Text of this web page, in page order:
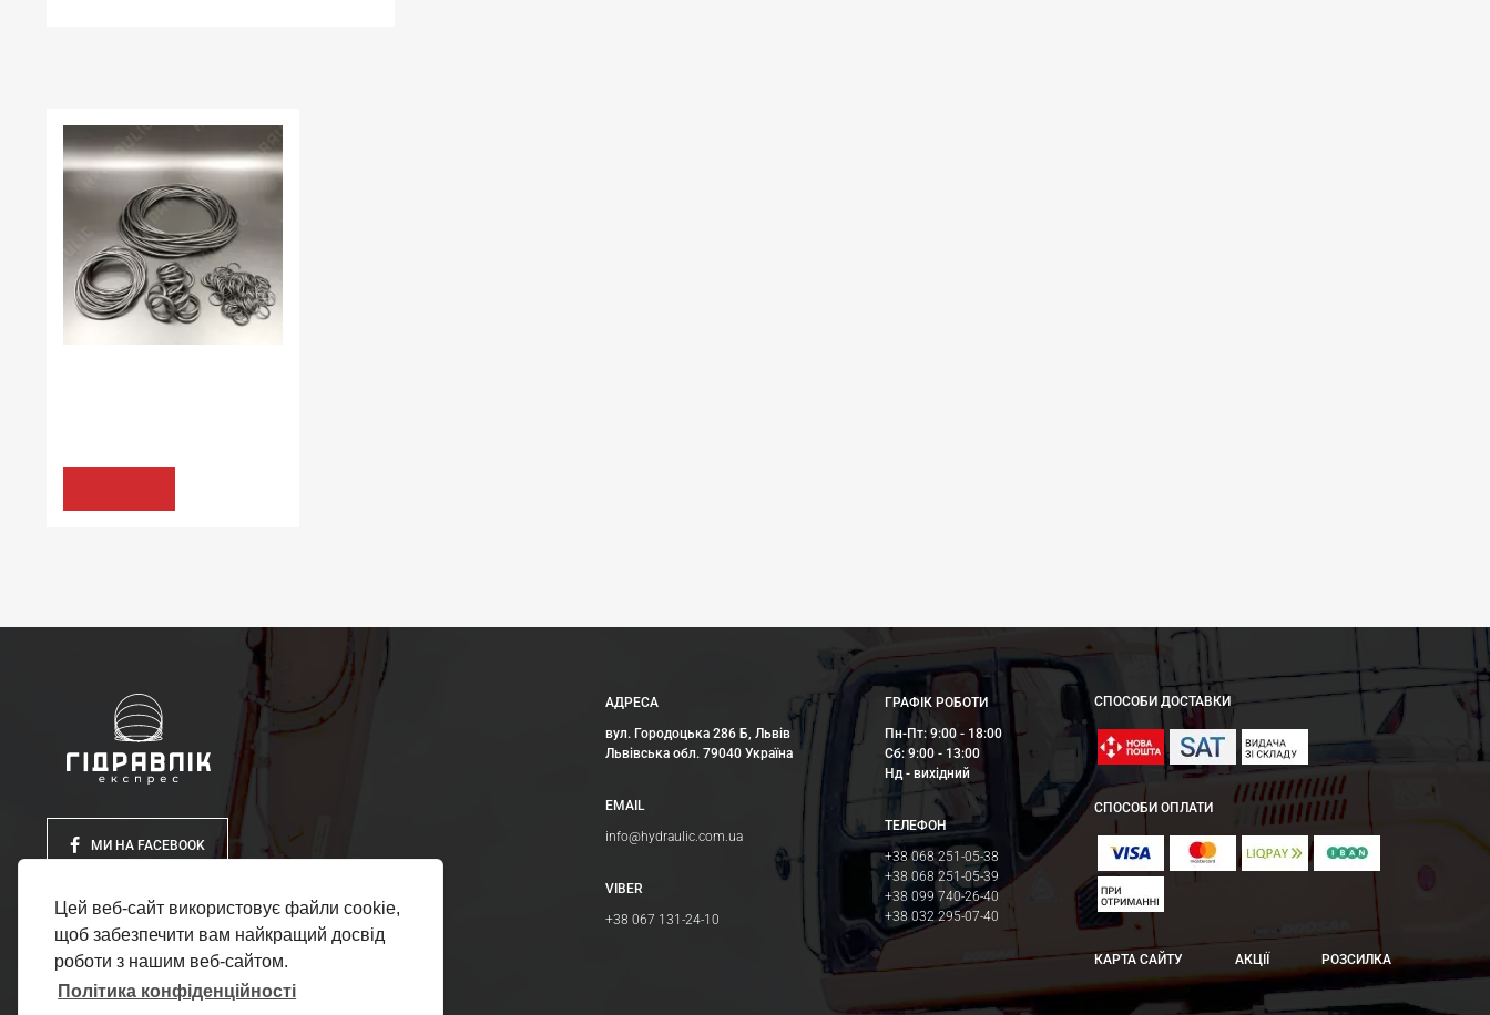
Цей веб-сайт використовує файли cookie,
щоб забезпечити вам найкращий досвід
роботи з нашим веб-сайтом.
Політика конфіденційності
МИ НА FACEBOOK
АДРЕСА
вул. Городоцька 286 Б, Львів
Львівська обл. 79040 Україна
EMAIL
info@hydraulic.com.ua
VIBER
+38 067 131-24-10
ГРАФІК РОБОТИ
Пн-Пт: 9:00 - 18:00
Сб: 9:00 - 13:00
Нд - вихідний
ТЕЛЕФОН
+38 068 251-05-38
+38 068 251-05-39
+38 099 740-26-40
+38 032 295-07-40
СПОСОБИ ДОСТАВКИ
СПОСОБИ ОПЛАТИ
КАРТА САЙТУ АКЦІЇ РОЗСИЛКА